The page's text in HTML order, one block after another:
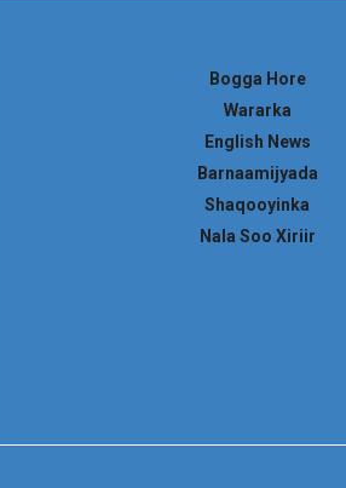
Bogga Hore
Wararka
English News
Barnaamijyada
Shaqooyinka
Nala Soo Xiriir